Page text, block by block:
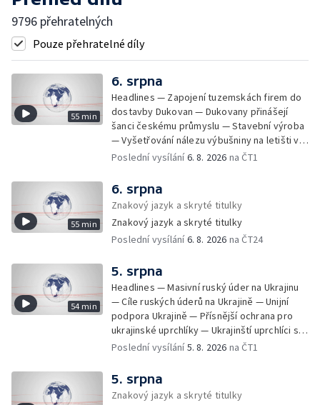
9796 přehratelných
Pouze přehratelné díly
55 min
6. srpna
Headlines — Zapojení tuzemskách firem do
dostavby Dukovan — Dukovany přinášejí
šanci českému průmyslu — Stavební výroba
— Vyšetřování nálezu výbušniny na letišti v
Lipsku — Bourání torza vyhořelé budovy ve
Omezování spotřeby vody v Jihlavě — Čistý
zisk bank — Jednání o ukončení bojů na
Blízkém východě — Opakované údery na
jižní Libanon — Přibylo zásahů horské služby
— Bezpečnostní opatření kvůli Evropské lize
Oscara — Doživotní trest pro Afghánce —
Slevy na jízdném — Aktualizace plánu
adaptace na klimatické změny — Letošní
teplotní rekordy — Škody po nočních
bouřkách na východě Čech — Výhled počasí
na další dny — Sucho dělá problémy
zemědělcům i drobným pěstitelům — Výhled
nehodě z chytrých zařízení — Zbytečné
výjezdy záchranářů — Obtěžující telefonáty
Poslední vysílání6. 8. 2026 na ČT1
55 min
6. srpna
Znakový jazyk a skryté titulky
Znakový jazyk a skryté titulky
Poslední vysílání6. 8. 2026 na ČT24
54 min
5. srpna
Headlines — Masivní ruský úder na Ukrajinu
— Cíle ruských úderů na Ukrajině — Unijní
podpora Ukrajině — Přísnější ochrana pro
ukrajinské uprchlíky — Ukrajinští uprchlíci s
dočasnou ochranou v Česku — Uprchlíci s
Most — Hašení skládky — Srážka nákladního
letadla s dronem v Německu — Vyšetřování
nehody Filipa Turka — Tržby v maloobchodu
Poslední vysílání5. 8. 2026 na ČT1
5. srpna
Znakový jazyk a skryté titulky